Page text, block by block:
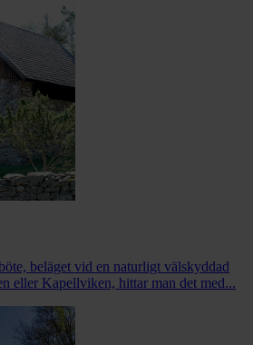
beläget vid en naturligt välskyddad
eller Kapellviken, hittar man det med...